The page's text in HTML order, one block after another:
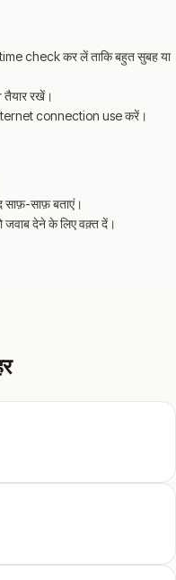
check कर लें ताकि बहुत सुबह या
रखें।
connection use करें।
साफ़ बताएं।
देने के लिए वक़्त दें।